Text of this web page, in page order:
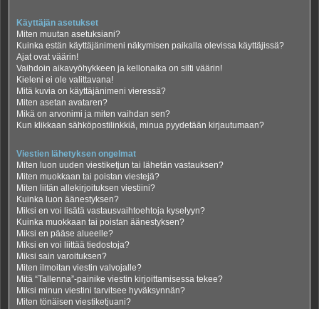
Käyttäjän asetukset
Miten muutan asetuksiani?
Kuinka estän käyttäjänimeni näkymisen paikalla olevissa käyttäjissä?
Ajat ovat väärin!
Vaihdoin aikavyöhykkeen ja kellonaika on silti väärin!
Kieleni ei ole valittavana!
Mitä kuvia on käyttäjänimeni vieressä?
Miten asetan avataren?
Mikä on arvonimi ja miten vaihdan sen?
Kun klikkaan sähköpostilinkkiä, minua pyydetään kirjautumaan?
Viestien lähetyksen ongelmat
Miten luon uuden viestiketjun tai lähetän vastauksen?
Miten muokkaan tai poistan viestejä?
Miten liitän allekirjoituksen viestiini?
Kuinka luon äänestyksen?
Miksi en voi lisätä vastausvaihtoehtoja kyselyyn?
Kuinka muokkaan tai poistan äänestyksen?
Miksi en pääse alueelle?
Miksi en voi liittää tiedostoja?
Miksi sain varoituksen?
Miten ilmoitan viestin valvojalle?
Mitä “Tallenna”-painike viestin kirjoittamisessa tekee?
Miksi minun viestini tarvitsee hyväksynnän?
Miten tönäisen viestiketjuani?